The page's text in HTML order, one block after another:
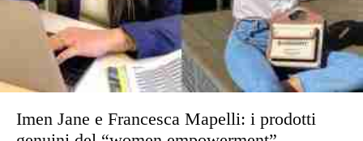
Imen Jane e Francesca Mapelli: i prodotti